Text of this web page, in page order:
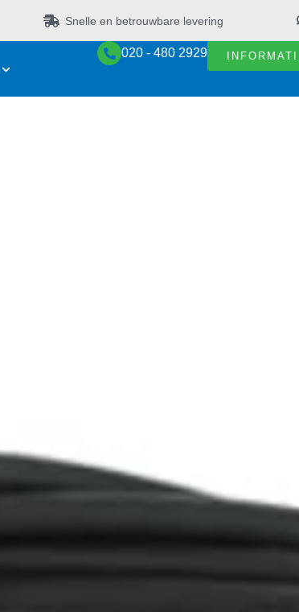
Snelle en betrouwbare levering
020 - 480 2929